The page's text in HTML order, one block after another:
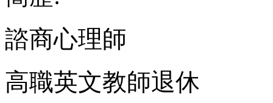
諮商心理師
高職英文教師退休